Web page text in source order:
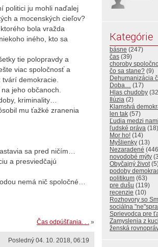
politici ju mohli naďalej
a mocenských cieľov?
bola vražda
iného, kto sa
tie polopravdy a
viac spoločnosť a
demokracie.
jeho občanoch.
kriminality…
mu ťažké zranenia
sa pred ničím…
a presviedčajú
nemá nič spoločné…
Čas odpúšťania. . . »
Posledný 04. 10. 2018, 06:19
Kategórie
básne (247)
čas (39)
choroby
čo sa stane? (9)
Dehumanizácia
Doba… (17)
Hlas chudoby
Ilúzia (2)
Klamstvá
len tak (57)
Ľudia medzi nami
ľudské práva (18)
Mor ho! (14)
Myšlienky (13)
Nezaradené
novodobé mýty
Obyčajný život
podoby
politikum (63)
pre dušu (119)
recenzie (10)
Rozhovory so
sociálna
Sprievodca pre
Zamyslenia z
ženská